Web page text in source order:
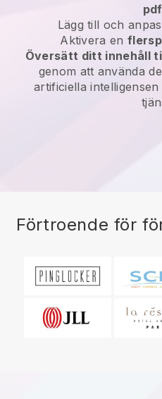
Lägg till och
Aktivera en
Översätt ditt innehåll
genom att använda
artificiella
Förtroende för